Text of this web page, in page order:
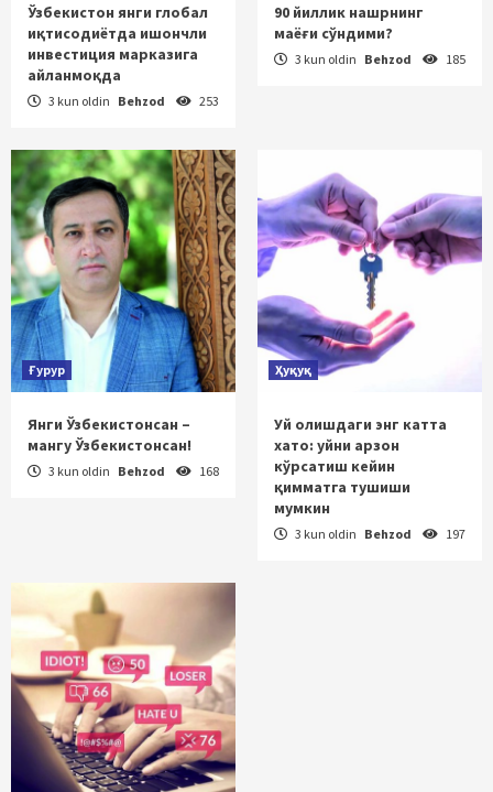
Ўзбекистон янги глобал
иқтисодиётда ишончли
инвестиция марказига
айланмоқда
3 kun oldin Behzod 253
90 йиллик нашрнинг
маёғи сўндими?
3 kun oldin Behzod 185
Ғурур
Янги Ўзбекистонсан –
мангу Ўзбекистонсан!
3 kun oldin Behzod 168
Ҳуқуқ
Уй олишдаги энг катта
хато: уйни арзон
кўрсатиш кейин
қимматга тушиши
мумкин
3 kun oldin Behzod 197